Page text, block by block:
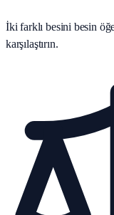
İki farklı besini besin
karşılaştırın.